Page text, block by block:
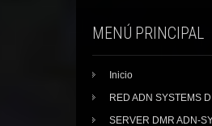
MENÚ PRINCIPAL
Inicio
RED ADN SYSTEMS
SERVER DMR ADN-